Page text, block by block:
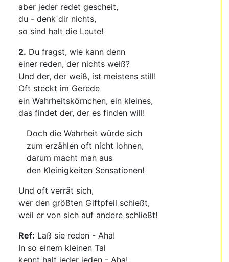
aber jeder redet gescheit,
du - denk dir nichts,
so sind halt die Leute!
2. Du fragst, wie kann denn
einer reden, der nichts weiß?
Und der, der weiß, ist meistens still!
Oft steckt im Gerede
ein Wahrheitskörnchen, ein kleines,
das findet der, der es finden will!
Doch die Wahrheit würde sich
zum erzählen oft nicht lohnen,
darum macht man aus
den Kleinigkeiten Sensationen!
Und oft verrät sich,
wer den größten Giftpfeil schießt,
weil er von sich auf andere schließt!
Ref: Laß sie reden - Aha!
In so einem kleinen Tal
kennt halt jeder jeden - Aha!